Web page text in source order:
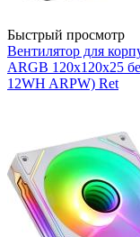
Быстрый просмотр
Вентилятор для
ARGB 120х120x25
12WH ARPW) Ret